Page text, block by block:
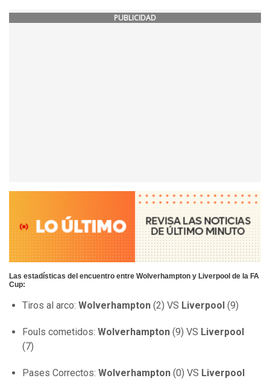
PUBLICIDAD
Las estadísticas del encuentro entre Wolverhampton y Liverpool de la FA
Cup:
Tiros al arco: Wolverhampton (2) VS Liverpool (9)
Fouls cometidos: Wolverhampton (9) VS Liverpool
(7)
Pases Correctos: Wolverhampton (0) VS Liverpool